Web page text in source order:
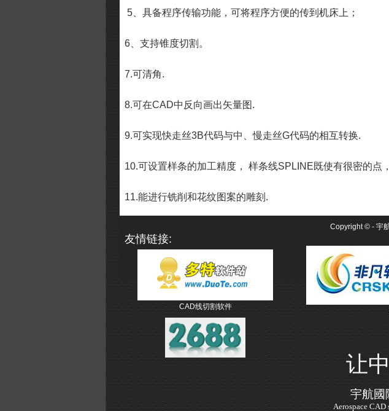
5 、具备程序传输功能，可将程序方便的传到机床上；
6 、支持锥度切割。
7.可清角.
8.可在CAD中反向画出矢量图 .
9.可实现快走丝3B代码与中、慢走丝G代码的相互转换.
10.可设置样条的加工精度， 样条线SPLINE既使有很密的点
11.能进行铣削和花纹图案的雕刻 .
Copyright © - 宇
友情链接:
CAD线切割软件
让
宇航國
Aerospace